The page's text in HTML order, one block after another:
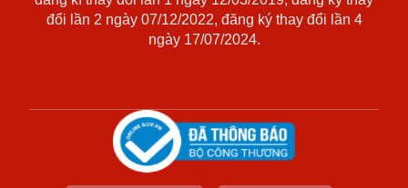
đổi lần 2 ngày 07/12/2022, đăng ký thay đổi lần 4
ngày 17/07/2024.